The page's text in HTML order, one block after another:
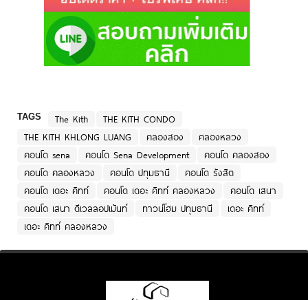
TAGS The Kith
THE KITH CONDO
THE KITH KHLONG LUANG
คลองสอง
คลองหลวง
คอนโด sena
คอนโด Sena Development
คอนโด คลองสอง
คอนโด คลองหลวง
คอนโด ปทุมธานี
คอนโด รังสิต
คอนโด เดอะ คิทท์
คอนโด เดอะ คิทท์ คลองหลวง
คอนโด เสนา
คอนโด เสนา ดีเวลลอปเม้นท์
ทาวน์โฮม ปทุมธานี
เดอะ คิทท์
เดอะ คิทท์ คลองหลวง